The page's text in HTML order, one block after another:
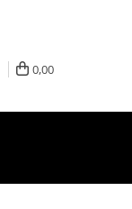
0,00